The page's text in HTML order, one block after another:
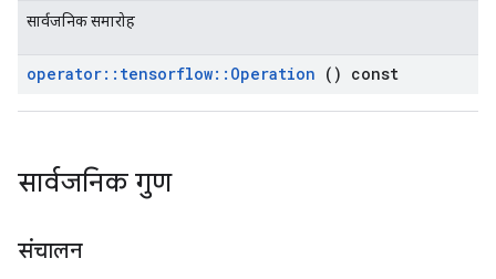
सार्वजनिक समारोह
operator:: tensorflow:: Operation () const
सार्वजनिक गुण
संचालन